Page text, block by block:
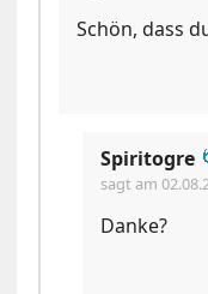
Schön, dass
Spiritogre
sagt am
Danke?